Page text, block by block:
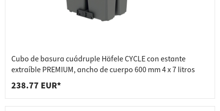
Cubo de basura cuádruple Häfele CYCLE con estante
extraíble PREMIUM, ancho de cuerpo 600 mm 4 x 7 litros
238.77 EUR*